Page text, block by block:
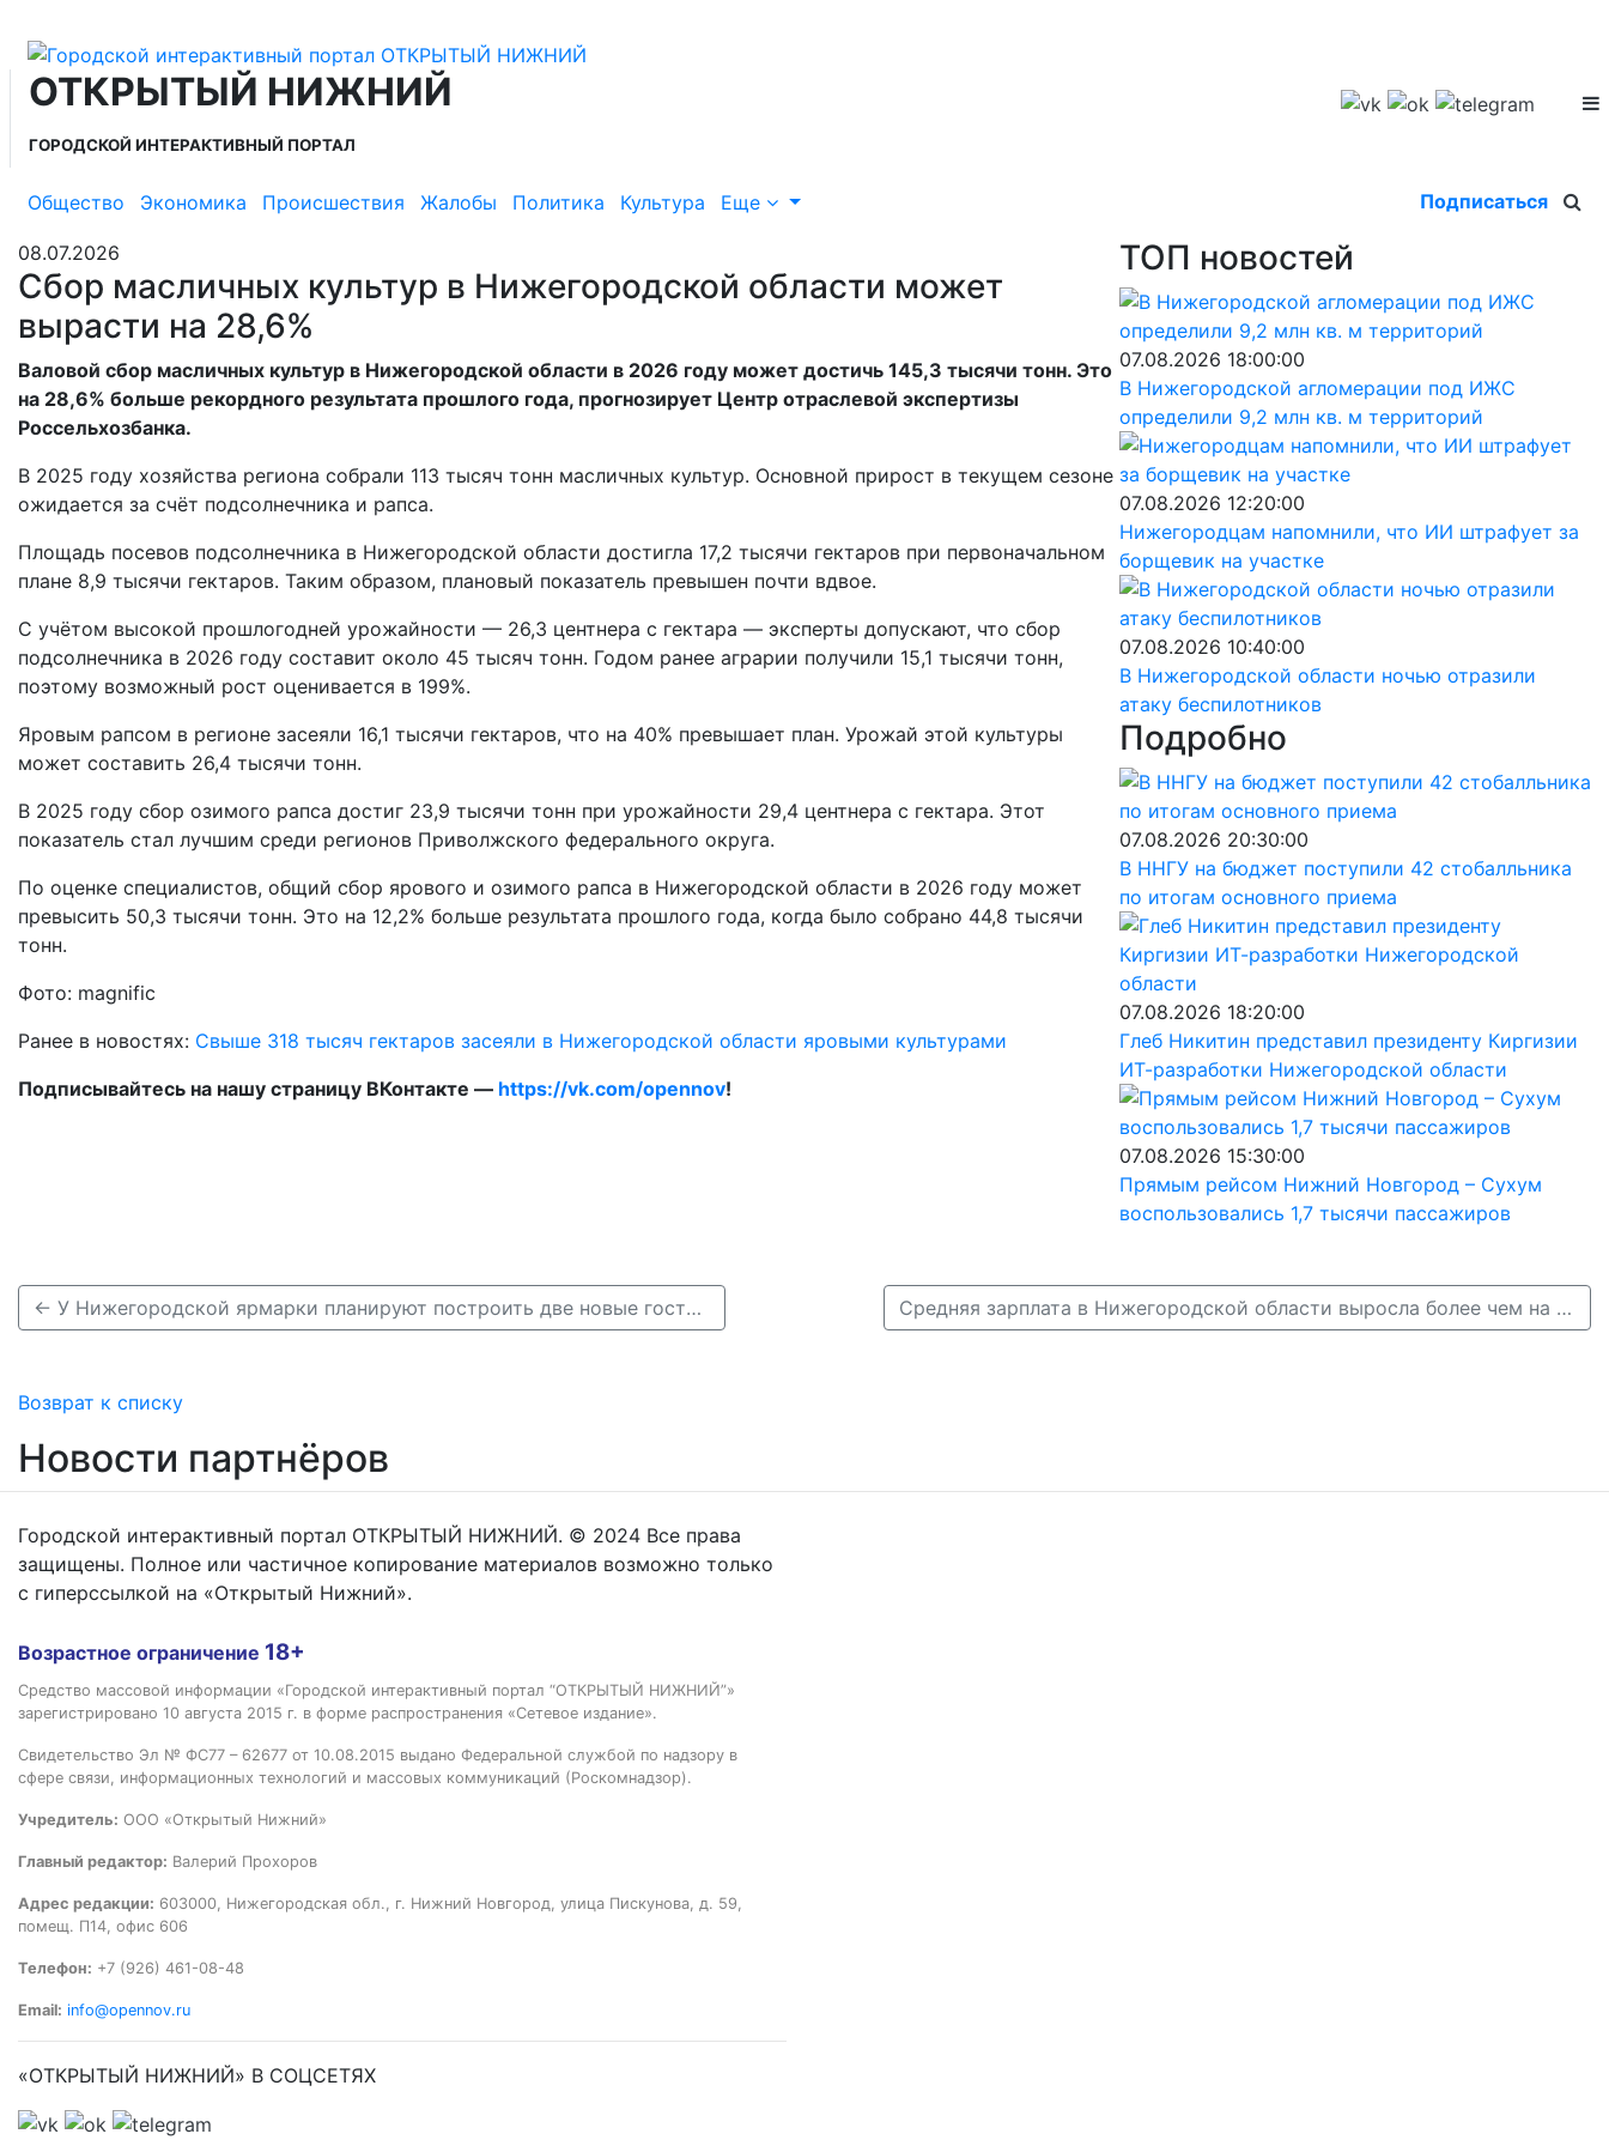
ОТКРЫТЫЙ НИЖНИЙ
ГОРОДСКОЙ ИНТЕРАКТИВНЫЙ ПОРТАЛ
Общество Экономика Происшествия Жалобы Политика Культура Еще Подписаться
08.07.2026
Сбор масличных культур в Нижегородской области может
вырасти на 28,6%
Валовой сбор масличных культур в Нижегородской области в 2026 году может достичь 145,3 тысячи тонн. Это
на 28,6% больше рекордного результата прошлого года, прогнозирует Центр отраслевой экспертизы
Россельхозбанка.
В 2025 году хозяйства региона собрали 113 тысяч тонн масличных культур. Основной прирост в текущем сезоне
ожидается за счёт подсолнечника и рапса.
Площадь посевов подсолнечника в Нижегородской области достигла 17,2 тысячи гектаров при первоначальном
плане 8,9 тысячи гектаров. Таким образом, плановый показатель превышен почти вдвое.
С учётом высокой прошлогодней урожайности — 26,3 центнера с гектара — эксперты допускают, что сбор
подсолнечника в 2026 году составит около 45 тысяч тонн. Годом ранее аграрии получили 15,1 тысячи тонн,
поэтому возможный рост оценивается в 199%.
Яровым рапсом в регионе засеяли 16,1 тысячи гектаров, что на 40% превышает план. Урожай этой культуры
может составить 26,4 тысячи тонн.
В 2025 году сбор озимого рапса достиг 23,9 тысячи тонн при урожайности 29,4 центнера с гектара. Этот
показатель стал лучшим среди регионов Приволжского федерального округа.
По оценке специалистов, общий сбор ярового и озимого рапса в Нижегородской области в 2026 году может
превысить 50,3 тысячи тонн. Это на 12,2% больше результата прошлого года, когда было собрано 44,8 тысячи
тонн.
Фото: magnific
Ранее в новостях: Свыше 318 тысяч гектаров засеяли в Нижегородской области яровыми культурами
Подписывайтесь на нашу страницу ВКонтакте — https://vk.com/opennov!
ТОП новостей
07.08.2026 18:00:00
В Нижегородской агломерации под ИЖС
определили 9,2 млн кв. м территорий
07.08.2026 12:20:00
Нижегородцам напомнили, что ИИ штрафует за
борщевик на участке
07.08.2026 10:40:00
В Нижегородской области ночью отразили
атаку беспилотников
Подробно
07.08.2026 20:30:00
В ННГУ на бюджет поступили 42 стобалльника
по итогам основного приема
07.08.2026 18:20:00
Глеб Никитин представил президенту Киргизии
ИТ-разработки Нижегородской области
07.08.2026 15:30:00
Прямым рейсом Нижний Новгород – Сухум
воспользовались 1,7 тысячи пассажиров
← У Нижегородской ярмарки планируют построить две новые гостиницы Средняя зарплата в Нижегородской области выросла более чем на 12% →
Возврат к списку
Новости партнёров
Городской интерактивный портал ОТКРЫТЫЙ НИЖНИЙ. © 2024 Все права
защищены. Полное или частичное копирование материалов возможно только
с гиперссылкой на «Открытый Нижний».
Возрастное ограничение 18+
Средство массовой информации «Городской интерактивный портал “ОТКРЫТЫЙ НИЖНИЙ”»
зарегистрировано 10 августа 2015 г. в форме распространения «Сетевое издание».
Свидетельство Эл № ФС77 – 62677 от 10.08.2015 выдано Федеральной службой по надзору в
сфере связи, информационных технологий и массовых коммуникаций (Роскомнадзор).
Учредитель: ООО «Открытый Нижний»
Главный редактор: Валерий Прохоров
Адрес редакции: 603000, Нижегородская обл., г. Нижний Новгород, улица Пискунова, д. 59,
помещ. П14, офис 606
Телефон: +7 (926) 461-08-48
Email: info@opennov.ru
«ОТКРЫТЫЙ НИЖНИЙ» В СОЦСЕТЯХ